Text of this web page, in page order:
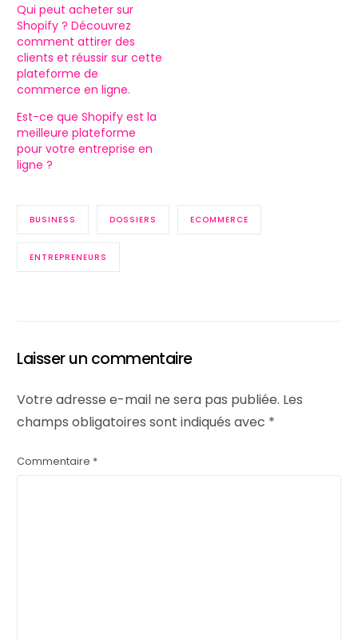
Qui peut acheter sur
Shopify ? Découvrez
comment attirer des
clients et réussir sur cette
plateforme de
commerce en ligne.
Est-ce que Shopify est la
meilleure plateforme
pour votre entreprise en
ligne ?
BUSINESS DOSSIERS ECOMMERCE
ENTREPRENEURS
Laisser un commentaire
Votre adresse e-mail ne sera pas publiée. Les
champs obligatoires sont indiqués avec *
Commentaire *